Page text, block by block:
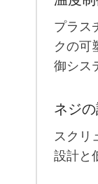
プラス
クの可
御シス
ネジ
スクリ
設計と